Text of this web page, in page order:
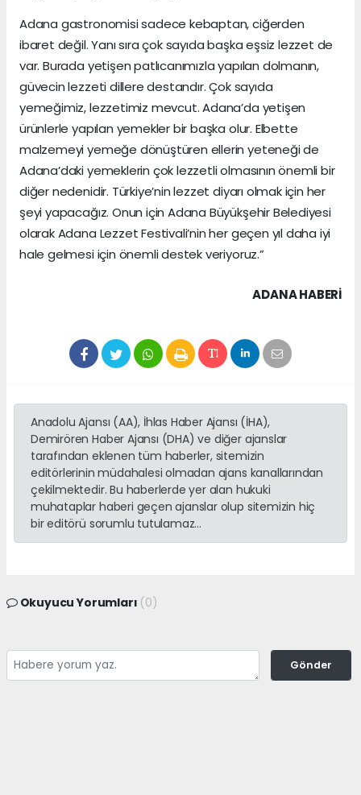
Adana gastronomisi sadece kebaptan, ciğerden
ibaret değil. Yanı sıra çok sayıda başka eşsiz lezzet de
var. Burada yetişen patlıcanımızla yapılan dolmanın,
güvecin lezzeti dillere destandır. Çok sayıda
yemeğimiz, lezzetimiz mevcut. Adana’da yetişen
ürünlerle yapılan yemekler bir başka olur. Elbette
malzemeyi yemeğe dönüştüren ellerin yeteneği de
Adana’daki yemeklerin çok lezzetli olmasının önemli bir
diğer nedenidir. Türkiye’nin lezzet diyarı olmak için her
şeyi yapacağız. Onun için Adana Büyükşehir Belediyesi
olarak Adana Lezzet Festivali’nin her geçen yıl daha iyi
hale gelmesi için önemli destek veriyoruz.”
ADANA HABERİ
Anadolu Ajansı (AA), İhlas Haber Ajansı (İHA),
Demirören Haber Ajansı (DHA) ve diğer ajanslar
tarafından eklenen tüm haberler, sitemizin
editörlerinin müdahalesi olmadan ajans kanallarından
çekilmektedir. Bu haberlerde yer alan hukuki
muhataplar haberi geçen ajanslar olup sitemizin hiç
bir editörü sorumlu tutulamaz...
Okuyucu Yorumları (0)
Gönder